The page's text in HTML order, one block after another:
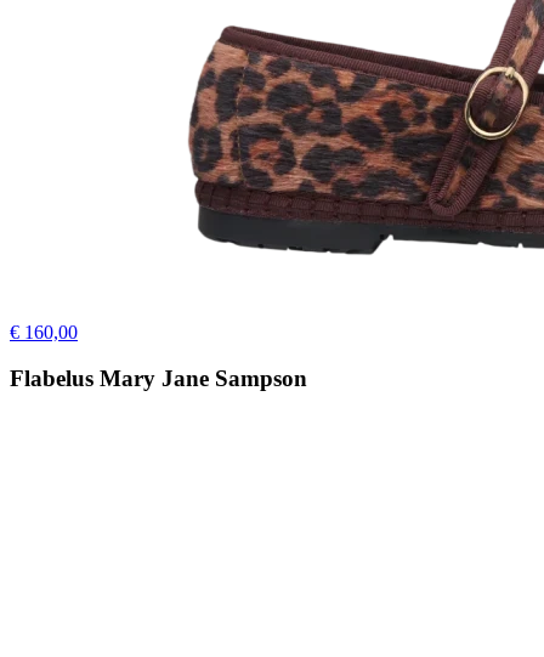
€ 160,00
Flabelus Mary Jane Sampson